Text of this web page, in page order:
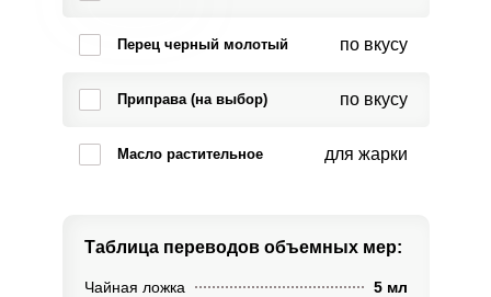
Перец черный молотый по вкусу
Приправа (на выбор) по вкусу
Масло растительное для жарки
Таблица переводов объемных мер:
Чайная ложка
5 мл